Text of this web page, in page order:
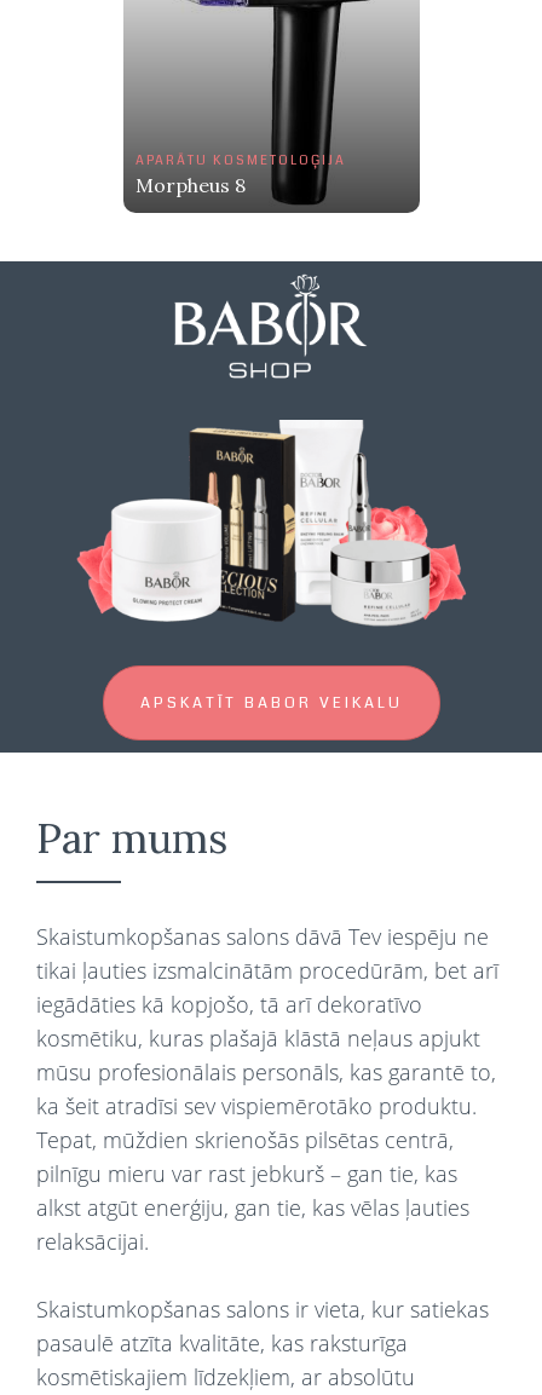
APARĀTU KOSMETOLOĢIJA
Morpheus 8
APSKATĪT BABOR VEIKALU
Par mums
Skaistumkopšanas salons dāvā Tev iespēju ne
tikai ļauties izsmalcinātām procedūrām, bet arī
iegādāties kā kopjošo, tā arī dekoratīvo
kosmētiku, kuras plašajā klāstā neļaus apjukt
mūsu profesionālais personāls, kas garantē to,
ka šeit atradīsi sev vispiemērotāko produktu.
Tepat, mūždien skrienošās pilsētas centrā,
pilnīgu mieru var rast jebkurš – gan tie, kas
alkst atgūt enerģiju, gan tie, kas vēlas ļauties
relaksācijai.
Skaistumkopšanas salons ir vieta, kur satiekas
pasaulē atzīta kvalitāte, kas raksturīga
kosmētiskajiem līdzekļiem, ar absolūtu